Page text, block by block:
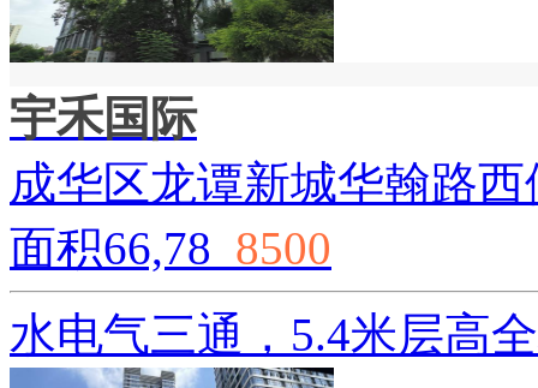
宇禾国际
成华区龙谭新城华翰路西
面积66,78 8500
水电气三通，5.4米层高